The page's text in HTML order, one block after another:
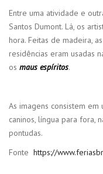
Entre uma atividade e
Santos Dumont. Lá, os
hora. Feitas de madeira,
residências eram usadas
os maus espíritos.
As imagens consistem
caninos, língua para fora,
pontudas.
Fonte https://